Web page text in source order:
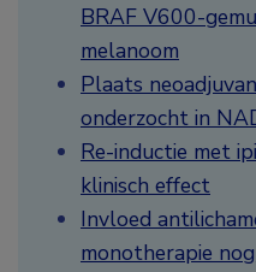
BRAF V600-
melanoom
Plaats
onderzocht in
Re-inductie met
klinisch effect
Invloed
monotherapie